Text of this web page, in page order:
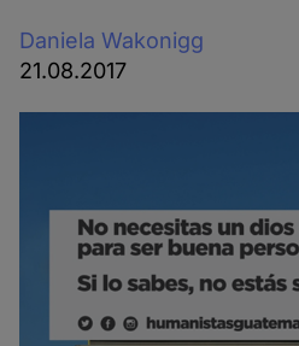
Daniela Wakonigg
21.08.2017